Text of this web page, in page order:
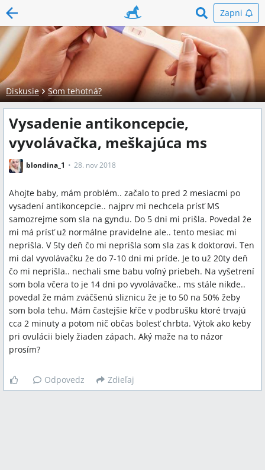
Zapni
Diskusie Som tehotná?
Vysadenie antikoncepcie,
vyvolávačka, meškajúca ms
blondina_1 28. nov 2018
Ahojte baby, mám problém.. začalo to pred 2 mesiacmi po
vysadení antikoncepcie.. najprv mi nechcela prísť MS
samozrejme som sla na gyndu. Do 5 dni mi prišla. Povedal že
mi má prísť už normálne pravidelne ale.. tento mesiac mi
neprišla. V 5ty deň čo mi neprišla som sla zas k doktorovi. Ten
mi dal vyvolávačku že do 7-10 dni mi príde. Je to už 20ty deň
čo mi neprišla.. nechali sme babu voľný priebeh. Na vyšetrení
som bola včera to je 14 dni po vyvolávačke.. ms stále nikde..
povedal že mám zväčšenú sliznicu že je to 50 na 50% žeby
som bola tehu. Mám častejšie kŕče v podbrušku ktoré trvajú
cca 2 minuty a potom nič občas bolesť chrbta. Výtok ako keby
pri ovulácii biely žiaden zápach. Aký maže na to názor
prosím?
Odpovedz Zdieľaj